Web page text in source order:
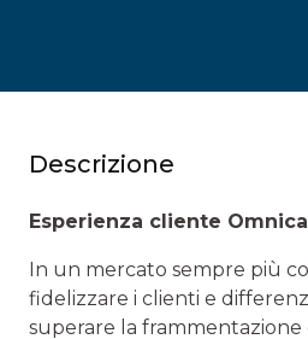
Descrizione
Esperienza cliente
In un mercato sempre più
fidelizzare i clienti e
superare la frammentazione